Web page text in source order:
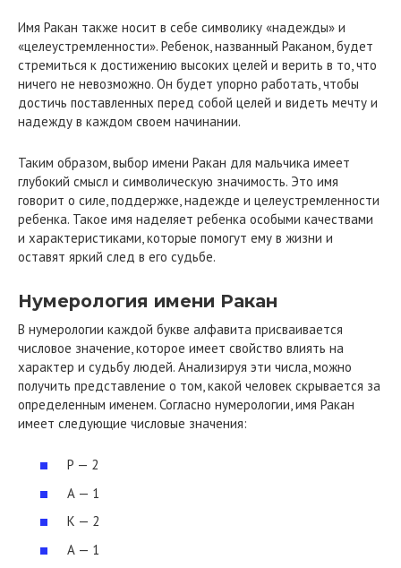
Имя Ракан также носит в себе символику «надежды» и
«целеустремленности». Ребенок, названный Раканом, будет
стремиться к достижению высоких целей и верить в то, что
ничего не невозможно. Он будет упорно работать, чтобы
достичь поставленных перед собой целей и видеть мечту и
надежду в каждом своем начинании.
Таким образом, выбор имени Ракан для мальчика имеет
глубокий смысл и символическую значимость. Это имя
говорит о силе, поддержке, надежде и целеустремленности
ребенка. Такое имя наделяет ребенка особыми качествами
и характеристиками, которые помогут ему в жизни и
оставят яркий след в его судьбе.
Нумерология имени Ракан
В нумерологии каждой букве алфавита присваивается
числовое значение, которое имеет свойство влиять на
характер и судьбу людей. Анализируя эти числа, можно
получить представление о том, какой человек скрывается за
определенным именем. Согласно нумерологии, имя Ракан
имеет следующие числовые значения:
Р — 2
А — 1
К — 2
А — 1